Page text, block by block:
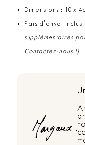
Dimensions : 10 x
Frais d'envoi
supplémentaires
Contactez-nous !)